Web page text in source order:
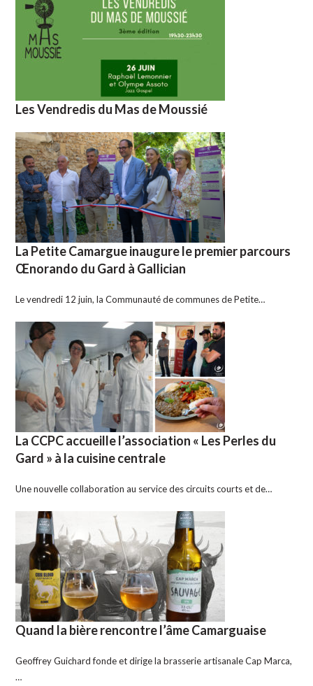
Les Vendredis du Mas de Moussié
La Petite Camargue inaugure le premier parcours
Œnorando du Gard à Gallician
Le vendredi 12 juin, la Communauté de communes de Petite…
La CCPC accueille l’association « Les Perles du
Gard » à la cuisine centrale
Une nouvelle collaboration au service des circuits courts et de…
Quand la bière rencontre l’âme Camarguaise
Geoffrey Guichard fonde et dirige la brasserie artisanale Cap Marca,
…